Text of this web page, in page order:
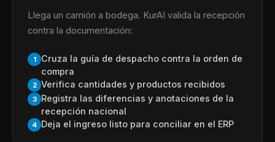
Llega un camión a bodega. KurAI valida la recepción
contra la documentación:
1
Cruza la guía de despacho contra la orden de
compra
2 Verifica cantidades y productos recibidos
3
Registra las diferencias y anotaciones de la
recepción nacional
4 Deja el ingreso listo para conciliar en el ERP